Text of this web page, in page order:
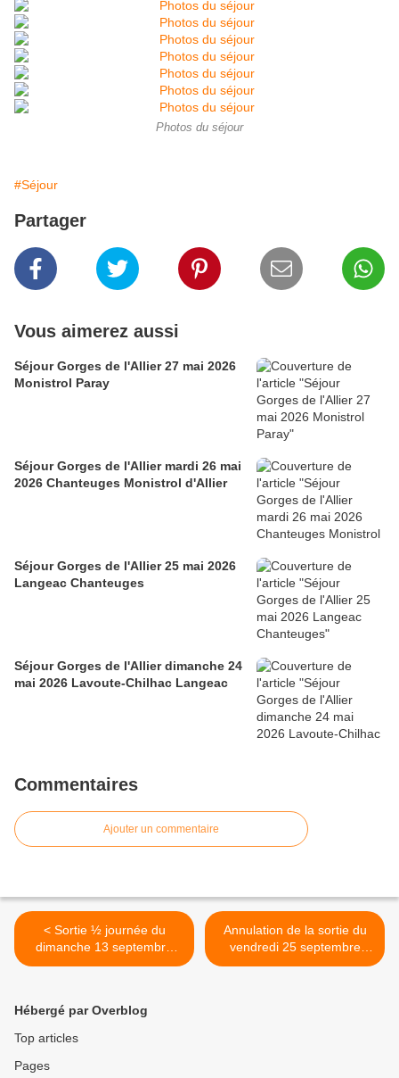
Photos du séjour
#Séjour
Partager
Vous aimerez aussi
Séjour Gorges de l'Allier 27 mai 2026
Monistrol Paray
Séjour Gorges de l'Allier mardi 26 mai
2026 Chanteuges Monistrol d'Allier
Séjour Gorges de l'Allier 25 mai 2026
Langeac Chanteuges
Séjour Gorges de l'Allier dimanche 24
mai 2026 Lavoute-Chilhac Langeac
Commentaires
Ajouter un commentaire
< Sortie ½ journée du
dimanche 13 septembre
2020 Fontainebleau
Annulation de la sortie du
vendredi 25 septembre
2020 >
Hébergé par Overblog
Top articles
Pages